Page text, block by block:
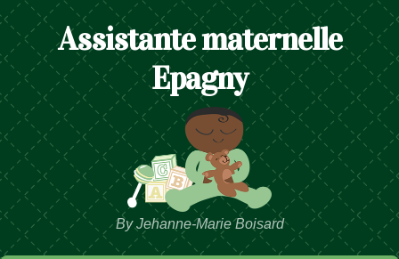
Assistante maternelle
Epagny
By Jehanne-Marie Boisard